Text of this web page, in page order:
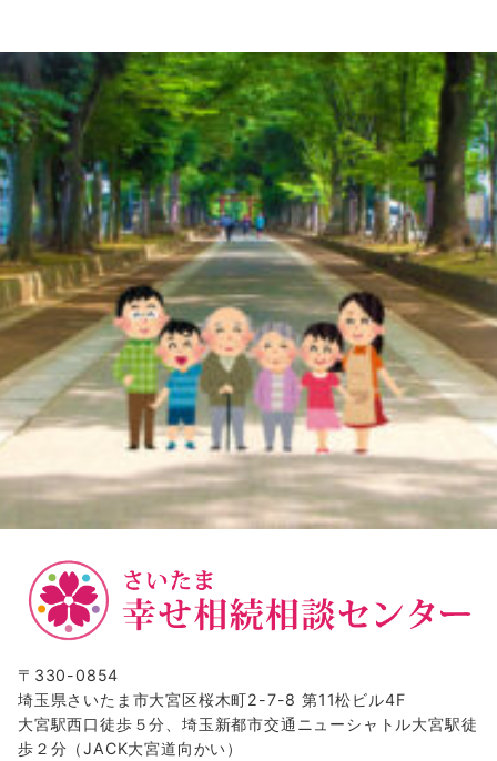
〒330-0854
埼玉県さいたま市大宮区桜木町2-7-8 第11松ビル4F
大宮駅西口徒歩５分、埼玉新都市交通ニューシャトル大宮駅徒
歩２分（JACK大宮道向かい）